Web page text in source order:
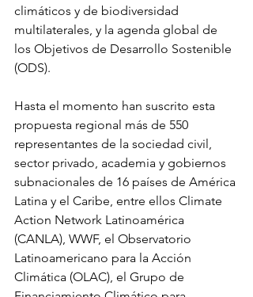
climáticos y de biodiversidad
multilaterales, y la agenda global de
los Objetivos de Desarrollo Sostenible
(ODS).
Hasta el momento han suscrito esta
propuesta regional más de 550
representantes de la sociedad civil,
sector privado, academia y gobiernos
subnacionales de 16 países de América
Latina y el Caribe, entre ellos Climate
Action Network Latinoamérica
(CANLA), WWF, el Observatorio
Latinoamericano para la Acción
Climática (OLAC), el Grupo de